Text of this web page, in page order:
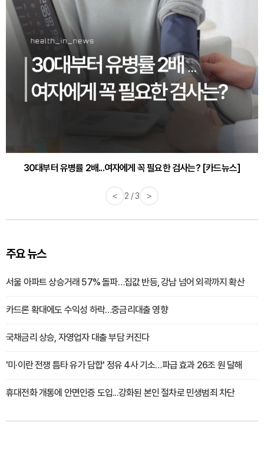
30대부터 유병률 2배...여자에게 꼭 필요한 검사는? [카드뉴스]
< 2 / 3 >
주요 뉴스
서울 아파트 상승거래 57% 돌파…집값 반등, 강남 넘어 외곽까지 확산
카드론 확대에도 수익성 하락…중금리대출 영향
국채금리 상승, 자영업자 대출 부담 커진다
'미·이란 전쟁 틈타 유가 담합' 정유 4사 기소…파급 효과 26조 원 달해
휴대전화 개통에 안면인증 도입...강화된 본인 절차로 민생범죄 차단